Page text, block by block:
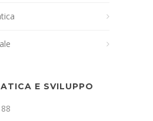
E SVILUPPO